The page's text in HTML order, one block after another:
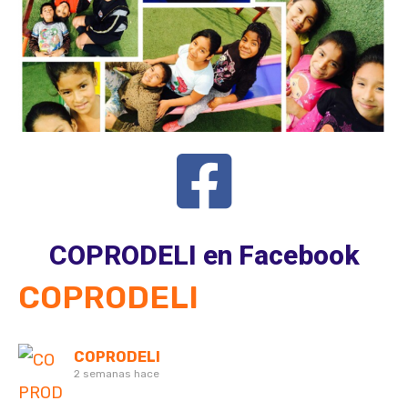
COPRODELI en Facebook
COPRODELI
COPRODELI
2 semanas hace